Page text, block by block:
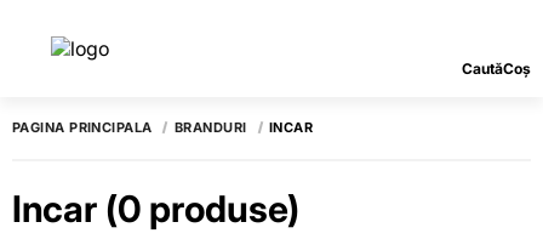
CautăCoș
PAGINA PRINCIPALĂ BRANDURI INCAR
Incar (0 produse)